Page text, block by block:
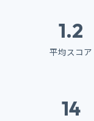
1.2
平均スコア
14